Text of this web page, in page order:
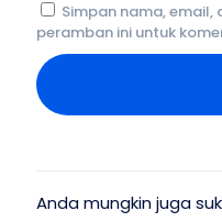
Simpan nama,
peramban ini untuk
Anda mungkin juga